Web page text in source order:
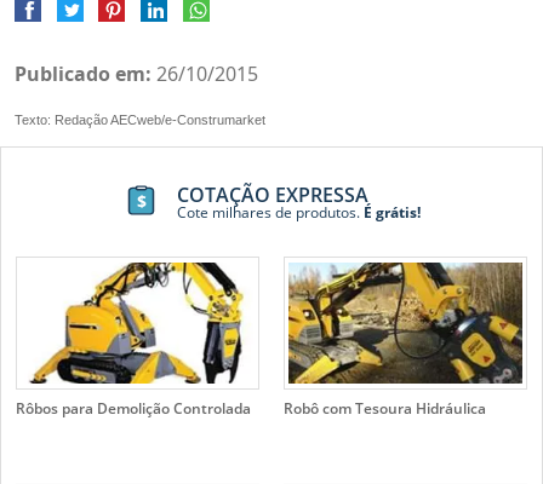
Publicado em: 26/10/2015
Texto: Redação AECweb/e-Construmarket
COTAÇÃO EXPRESSA
Cote milhares de produtos.É grátis!
Rôbos para Demolição Controlada Robô com Tesoura Hidráulica